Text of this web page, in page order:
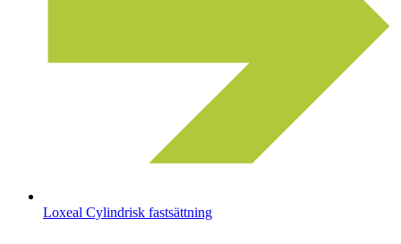
Loxeal Cylindrisk fastsättning